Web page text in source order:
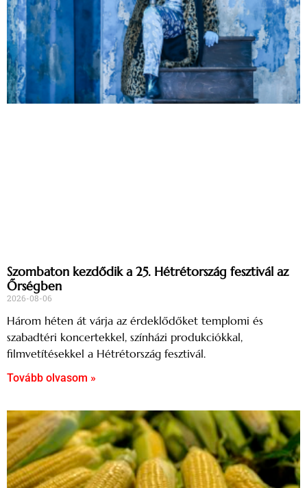
Szombaton kezdődik a 25. Hétrétország fesztivál az
Őrségben
2026-08-06
Három héten át várja az érdeklődőket templomi és
szabadtéri koncertekkel, színházi produkciókkal,
filmvetítésekkel a Hétrétország fesztivál.
Tovább olvasom »